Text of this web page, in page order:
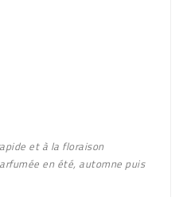
et à la floraison
en été, automne puis